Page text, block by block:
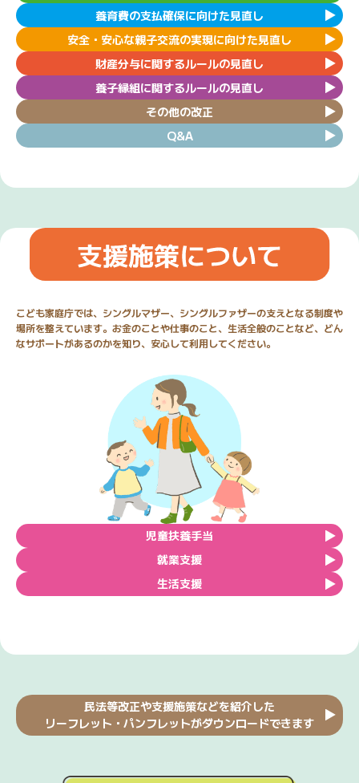
養育費の支払確保に向けた見直し
安全・安心な親子交流の実現に向けた見直し
財産分与に関するルールの見直し
養子縁組に関するルールの見直し
その他の改正
Q&A
こども家庭庁では、シングルマザー、シングルファザーの支えとなる制度や
場所を整えています。お金のことや仕事のこと、生活全般のことなど、どん
なサポートがあるのかを知り、安心して利用してください。
児童扶養手当
就業支援
生活支援
民法等改正や支援施策などを紹介した
リーフレット・パンフレットがダウンロードできます